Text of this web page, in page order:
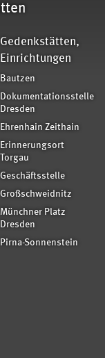
Gedenkstätten,
Einrichtungen
Bautzen
Dokumentationsstelle
Dresden
Ehrenhain Zeithain
Erinnerungsort
Torgau
Geschäftsstelle
Großschweidnitz
Münchner Platz
Dresden
Pirna-Sonnenstein